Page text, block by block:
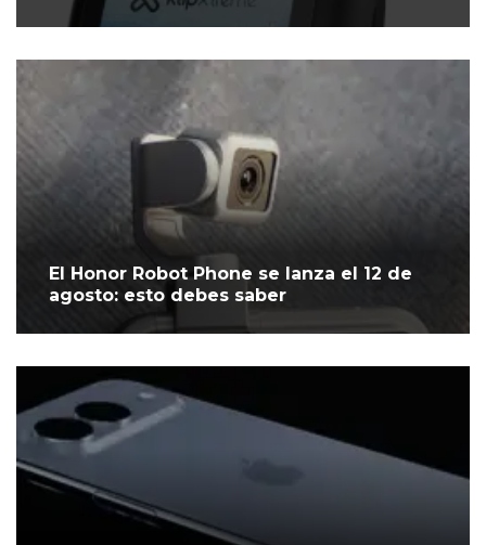
El Honor Robot Phone se lanza el 12 de
agosto: esto debes saber